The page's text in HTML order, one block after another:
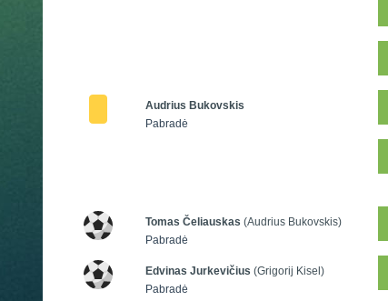
Audrius Bukovskis
Pabradė
Tomas Čeliauskas (Audrius Bukovskis)
Pabradė
Edvinas Jurkevičius (Grigorij Kisel)
Pabradė